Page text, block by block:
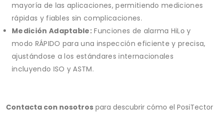
mayoría de las aplicaciones, permitiendo mediciones
rápidas y fiables sin complicaciones.
Medición Adaptable: Funciones de alarma HiLo y
modo RÁPIDO para una inspección eficiente y precisa,
ajustándose a los estándares internacionales
incluyendo ISO y ASTM.
Contacta con nosotros para descubrir cómo el PosiTector